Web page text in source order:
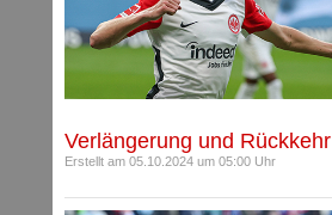
Verlängerung und Rückkehr
Erstellt am 05.10.2024 um 05:00 Uhr